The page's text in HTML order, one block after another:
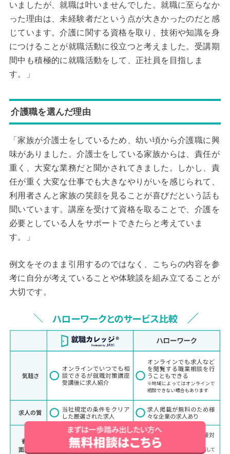
いましたが、就職は叶いませんでした。就職に至らなか
った理由は、未経験者だという点が大きかったのだと感
じています。介護に関する資格を取り、技術や知識を身
につけることが就職活動に役立つと考えました。受講期
間中も積極的に就職活動をして、正社員を目指しま
す。」
介護職を選んだ理由
「家族が介護士をしているため、幼い頃から介護職に興
味がありました。介護士をしている家族からは、責任が
重く、大変な業務だと聞かされてきました。しかし、責
任が重く大変な仕事でも大きなやりがいを感じられて、
利用者さんと家族の笑顔を見ることが喜びだという話も
聞いています。講座を受けて資格を取ることで、介護を
必要としている人をサポートできたらと考えていま
す。」
例文をそのまま引用するのではなく、こちらの内容を参
考に自分が考えていることや体験談を組み立てることが
大切です。